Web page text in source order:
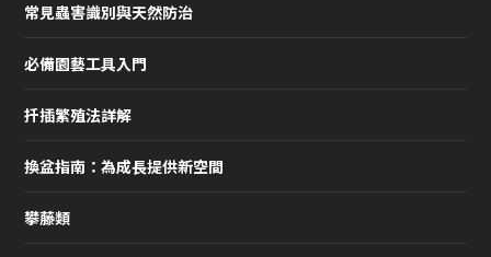
常見蟲害識別與天然防治
必備園藝工具入門
扦插繁殖法詳解
換盆指南：為成長提供新空間
攀藤類